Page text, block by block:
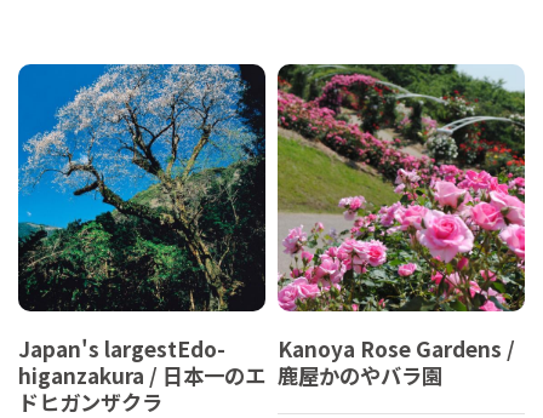
Japan's largestEdo-
higanzakura / 日本一のエ
ドヒガンザクラ
Kanoya Rose Gardens /
鹿屋かのやバラ園